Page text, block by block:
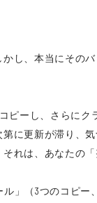
し、本当にそ
ピーし、さらに
に更新が滞り、
れは、あなたの「
」（3つのコピ